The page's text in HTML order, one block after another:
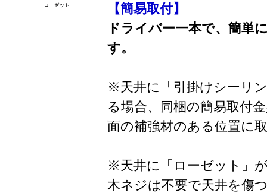
【簡易取付】
ドライバー一本で、簡単
す。
※天井に「引掛けシーリ
る場合、同梱の簡易取付
面の補強材のある位置に
※天井に「ローゼット」
木ネジは不要で天井を傷